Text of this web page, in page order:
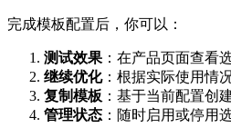
完成模板配置后，你可以：
测试效果 ：在产品页面查看
继续优化：根据实际使用情
复制模板 ：基于当前配置创
管理状态 ：随时启用或停用